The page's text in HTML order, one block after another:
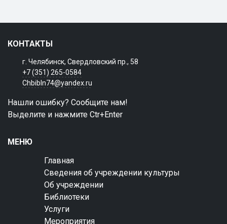
КОНТАКТЫ
г. Челябинск, Свердловский пр., 58
+7 (351) 265-0584
Chbibln74@yandex.ru
Нашли ошибку? Сообщите нам!
Выделите и нажмите Ctr+Enter
МЕНЮ
Главная
Сведения об учреждении культуры
Об учреждении
Библиотеки
Услуги
Мероприятия